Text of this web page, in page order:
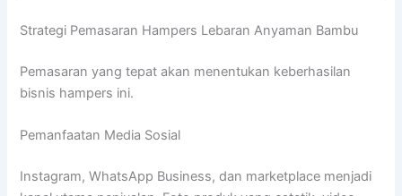
Strategi Pemasaran Hampers Lebaran Anyaman Bambu
Pemasaran yang tepat akan menentukan keberhasilan
bisnis hampers ini.
Pemanfaatan Media Sosial
Instagram, WhatsApp Business, dan marketplace menjadi